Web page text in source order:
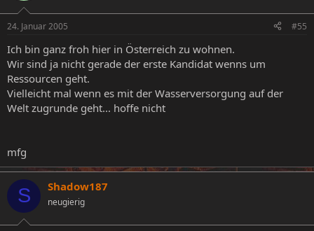
24. Januar 2005 #55
Ich bin ganz froh hier in Österreich zu wohnen.
Wir sind ja nicht gerade der erste Kandidat wenns um
Ressourcen geht.
Vielleicht mal wenn es mit der Wasserversorgung auf der
Welt zugrunde geht... hoffe nicht
mfg
S Shadow187
neugierig